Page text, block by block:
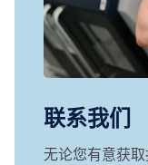
联系我们
无论您有意获取